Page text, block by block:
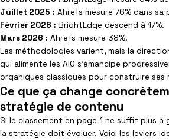
Juillet 2025 : Ahrefs mesure 76% dans sa
Février 2026 : BrightEdge descend à 17%.
Mars 2026 : Ahrefs mesure 38%.
Les méthodologies varient, mais la
qui alimente les AIO s’émancipe
organiques classiques pour construire ses
Ce que ça change
stratégie de contenu
Si le classement en page 1 ne suffit plus à
la stratégie doit évoluer. Voici les leviers